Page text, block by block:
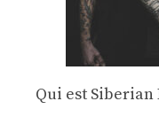
Qui est Siberian